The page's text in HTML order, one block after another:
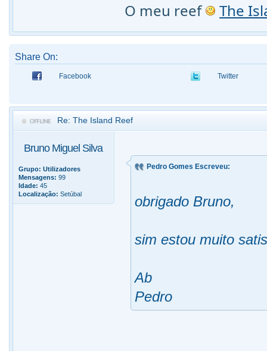
O meu reef
The
Share On:
Facebook Twitter
Re: The Island Reef
Bruno Miguel Silva
Grupo: Utilizadores
Mensagens: 99
Idade: 45
Localização: Setúbal
Pedro Gomes Escreveu:
obrigado Bruno,
sim estou muito
Ab
Pedro